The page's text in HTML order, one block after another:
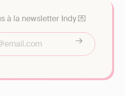
à la newsletter Indy 💌